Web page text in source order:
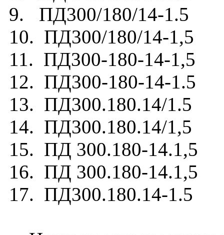
9. ПД300/180/14-1.5
10. ПД300/180/14-1,5
11. ПД300-180-14-1,5
12. ПД300-180-14-1.5
13. ПД300.180.14/1.5
14. ПД300.180.14/1,5
15. ПД 300.180-14.1,5
16. ПД 300.180-14.1,5
17. ПД300.180.14-1.5